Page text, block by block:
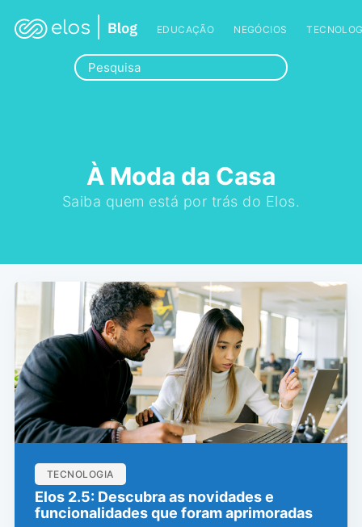
EDUCAÇÃO NEGÓCIOS
À Moda da Casa
Saiba quem está por trás do Elos.
TECNOLOGIA
Elos 2.5: Descubra as novidades e
funcionalidades que foram aprimoradas